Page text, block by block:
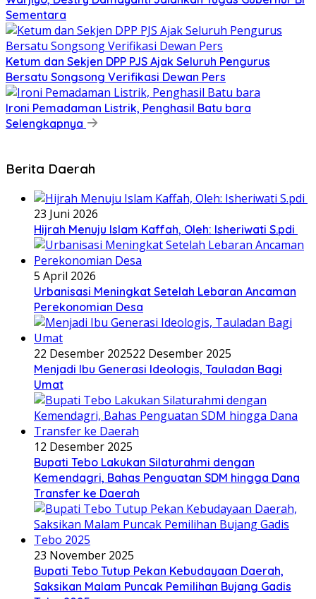
Sementara
Ketum dan Sekjen DPP PJS Ajak Seluruh Pengurus
Bersatu Songsong Verifikasi Dewan Pers
Ironi Pemadaman Listrik, Penghasil Batu bara
Selengkapnya
Berita Daerah
23 Juni 2026
Hijrah Menuju Islam Kaffah, Oleh: Isheriwati S.pdi
5 April 2026
Urbanisasi Meningkat Setelah Lebaran Ancaman
Perekonomian Desa
22 Desember 202522 Desember 2025
Menjadi Ibu Generasi Ideologis, Tauladan Bagi
Umat
12 Desember 2025
Bupati Tebo Lakukan Silaturahmi dengan
Kemendagri, Bahas Penguatan SDM hingga Dana
Transfer ke Daerah
23 November 2025
Bupati Tebo Tutup Pekan Kebudayaan Daerah,
Saksikan Malam Puncak Pemilihan Bujang Gadis